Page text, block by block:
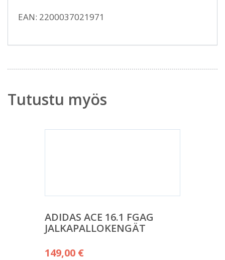
EAN: 2200037021971
Tutustu myös
ADIDAS ACE 16.1 FGAG
JALKAPALLOKENGÄT
149,00 €